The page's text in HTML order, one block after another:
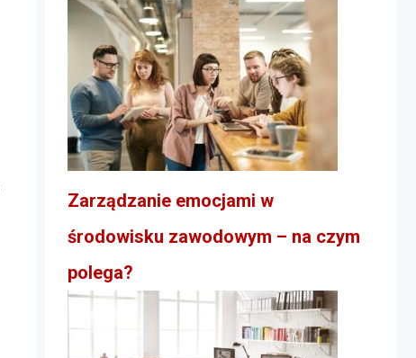
Zarządzanie emocjami w
środowisku zawodowym – na czym
polega?